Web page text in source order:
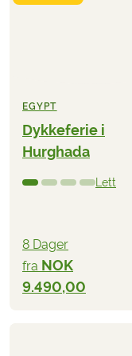
EGYPT
Dykkeferie i
Hurghada
Lett
8 Dager
fra NOK
9.490,00